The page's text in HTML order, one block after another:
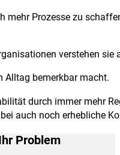
mehr Prozesse zu
verstehen sie
Alltag bemerkbar macht.
durch immer mehr
auch noch erhebliche
Problem